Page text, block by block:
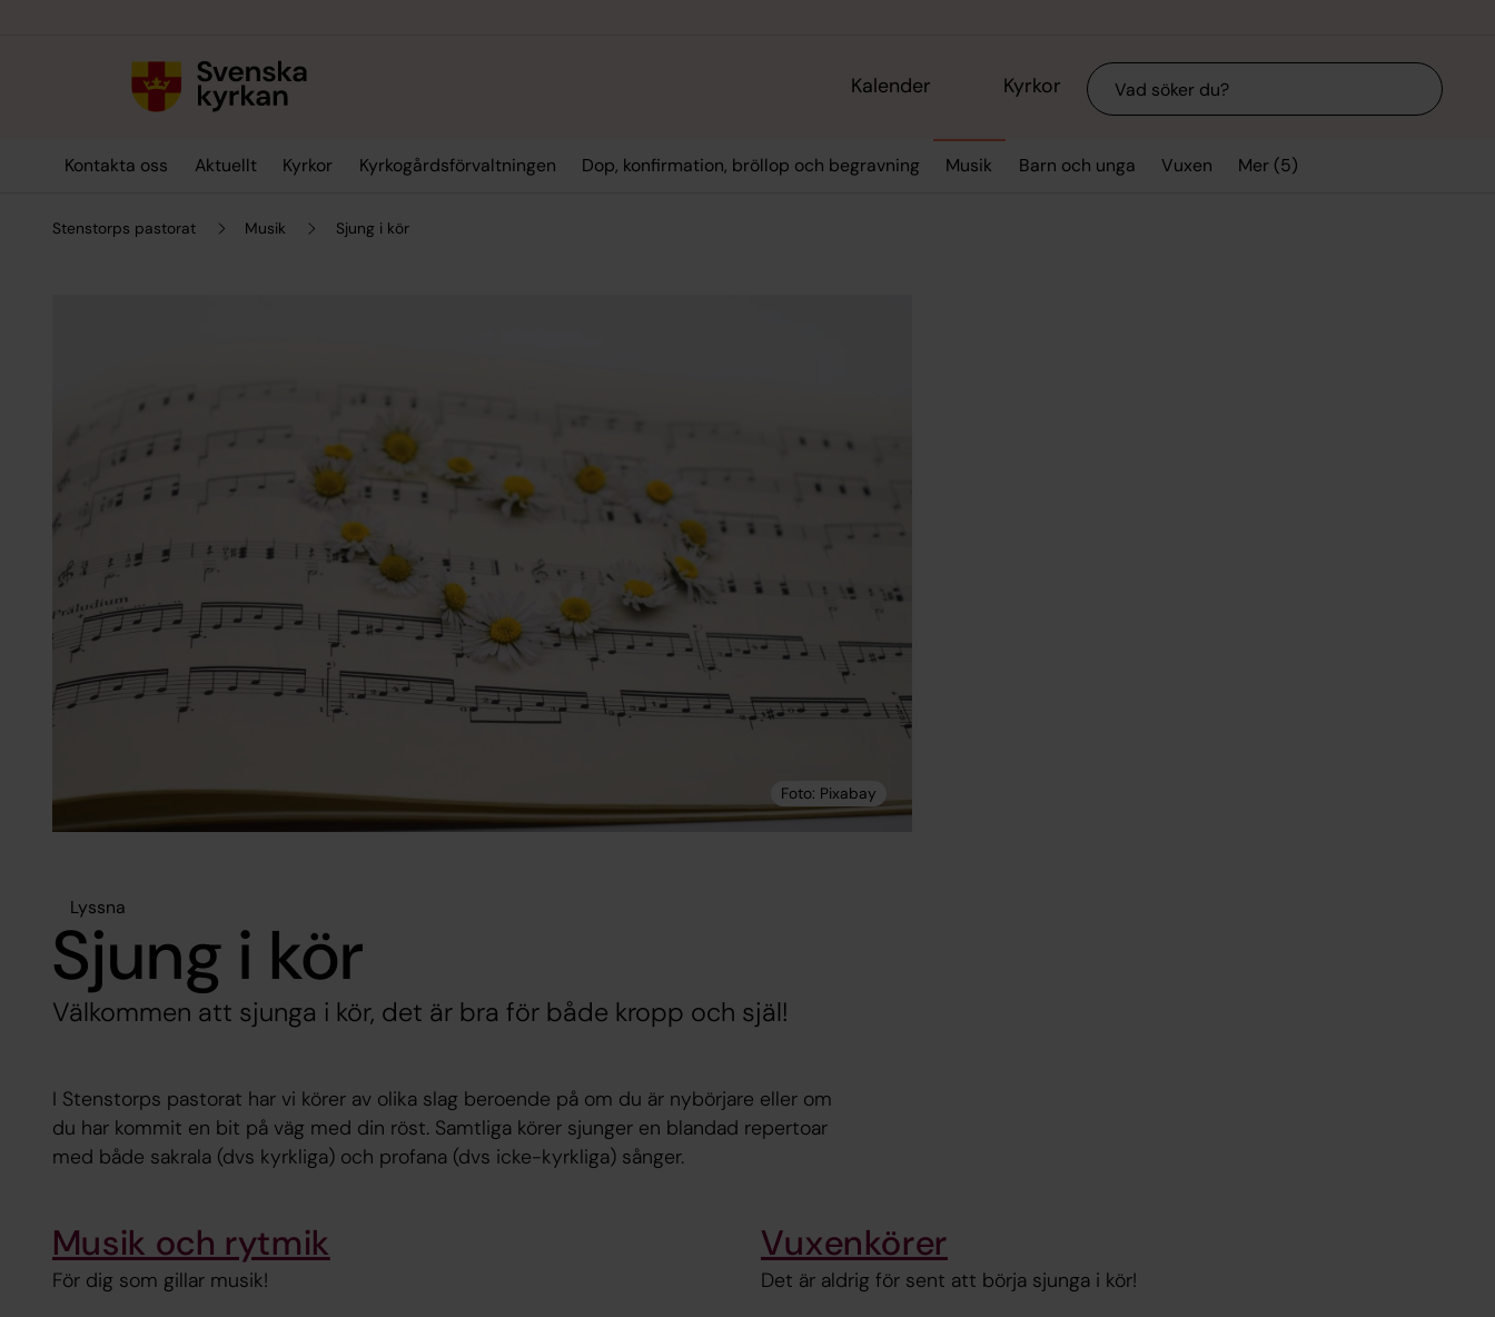
Kalender Kyrkor Sök
Kontakta oss Aktuellt Kyrkor Kyrkogårdsförvaltningen Dop, konfirmation, bröllop och begravning Musik Barn och unga Vuxen Mer (5)
Stenstorps pastorat Musik Sjung i kör
Lyssna
Sjung i kör
Välkommen att sjunga i kör, det är bra för både kropp och själ!
I Stenstorps pastorat har vi körer av olika slag beroende på om du är nybörjare eller om
du har kommit en bit på väg med din röst. Samtliga körer sjunger en blandad repertoar
med både sakrala (dvs kyrkliga) och profana (dvs icke-kyrkliga) sånger.
Musik och rytmik
För dig som gillar musik!
Vuxenkörer
Det är aldrig för sent att börja sjunga i kör!